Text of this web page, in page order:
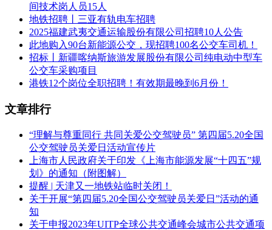
间技术岗人员15人
地铁招聘丨三亚有轨电车招聘
2025福建武夷交通运输股份有限公司招聘10人公告
此地购入90台新能源公交，现招聘100名公交车司机！
招标丨新疆喀纳斯旅游发展股份有限公司纯电动中型车
公交车采购项目
港铁12个岗位全职招聘！有效期最晚到6月份！
文章排行
“理解与尊重同行 共同关爱公交驾驶员” 第四届5.20全国
公交驾驶员关爱日活动宣传片
上海市人民政府关于印发《上海市能源发展“十四五”规
划》的通知（附图解）
提醒 | 天津又一地铁站临时关闭！
关于开展“第四届5.20全国公交驾驶员关爱日”活动的通
知
关于申报2023年UITP全球公共交通峰会城市公共交通项